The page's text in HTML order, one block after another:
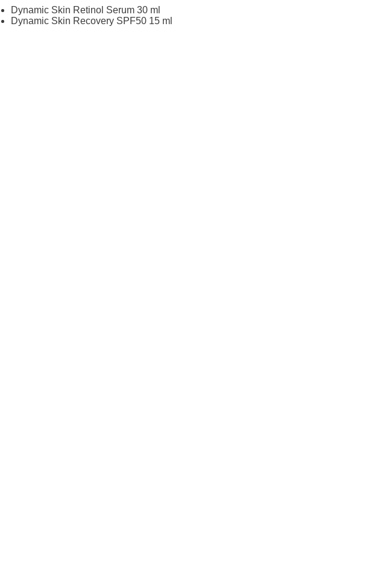
Dynamic Skin Retinol Serum 30 ml
Dynamic Skin Recovery SPF50 15 ml